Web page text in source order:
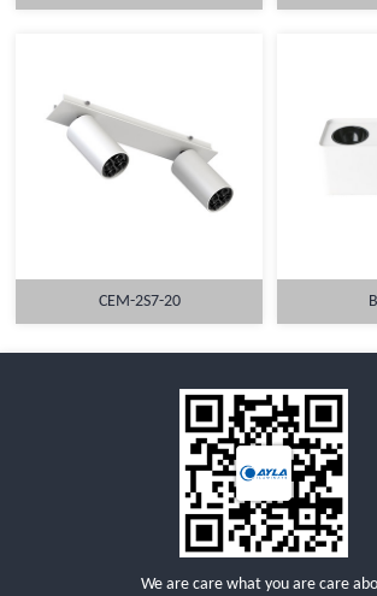
详情
CEM-2S7-20
We are care what you are care